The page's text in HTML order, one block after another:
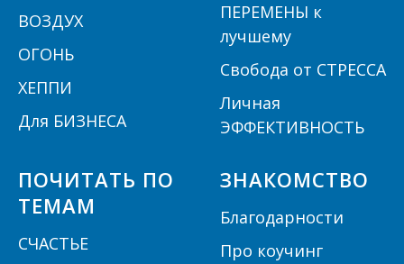
ВОЗДУХ
ОГОНЬ
ХЕППИ
Для БИЗНЕСА
ПЕРЕМЕНЫ к
лучшему
Свобода от СТРЕССА
Личная
ЭФФЕКТИВНОСТЬ
ПОЧИТАТЬ ПО
ТЕМАМ
СЧАСТЬЕ
ЗНАКОМСТВО
Благодарности
Про коучинг